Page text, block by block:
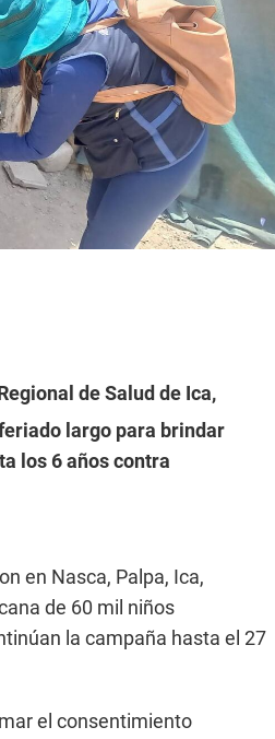
de Salud de Ica,
largo para brindar
los 6 años contra
en Nasca, Palpa, Ica,
de 60 mil niños
la campaña hasta el 27
el consentimiento